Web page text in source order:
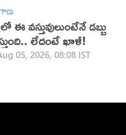
ఈ వస్తువులుంటేనే డబ్బు
లేదంటే ఖాళీ!
05, 2026, 08:08 IST